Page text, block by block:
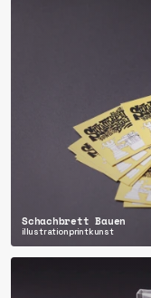
Schachbrett Bauen
illustrationprintkunst